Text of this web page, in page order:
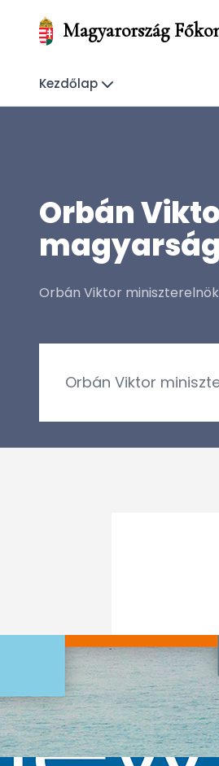
Magyarország
Kezdőlap
Orbán
Orbán Viktor
Orbán Viktor